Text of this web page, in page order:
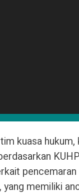
kuasa
yang memiliki